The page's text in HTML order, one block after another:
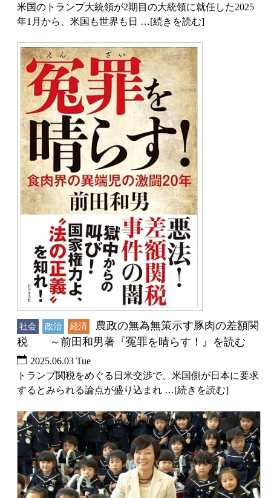
米国のトランプ大統領が2期目の大統領に就任した2025
年1月から、米国も世界も日 …[続きを読む]
社会 政治 経済
農政の無為無策示す豚肉の差額関
税 ～前田和男著『冤罪を晴らす！』を読む
2025.06.03 Tue
トランプ関税をめぐる日米交渉で、米国側が日本に要求
するとみられる論点が盛り込まれ …[続きを読む]